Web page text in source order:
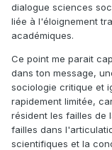
dialogue sciences
liée à l'éloignement
académiques.
Ce point me parait
dans ton message,
sociologie critique et
rapidement limitée,
résident les failles de
failles dans
scientifiques et la